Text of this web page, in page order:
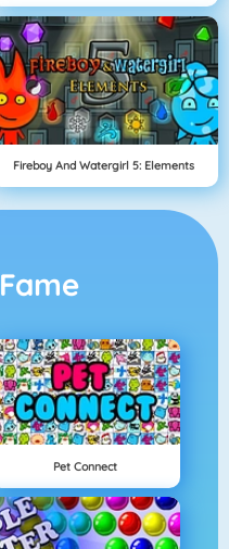
Fireboy And Watergirl 5: Elements
Fame
Pet Connect